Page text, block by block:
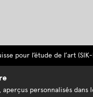
pour l’étude de l’art (SIK-
aperçus personnalisés dans